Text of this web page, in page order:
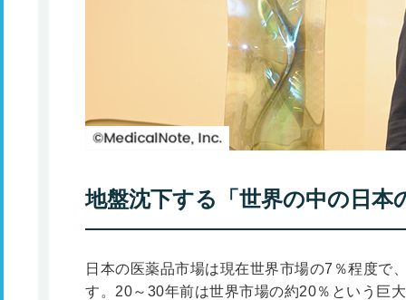
地盤沈下する「世界の中の日本
日本の医薬品市場は現在世界市場の7％程度で
す。20～30年前は世界市場の約20％という巨